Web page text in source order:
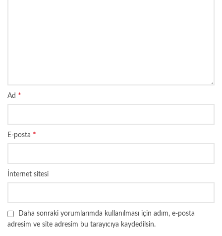
Ad *
E-posta *
İnternet sitesi
Daha sonraki yorumlarımda kullanılması için adım, e-posta
adresim ve site adresim bu tarayıcıya kaydedilsin.